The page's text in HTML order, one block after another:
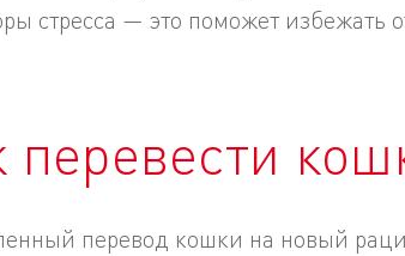
стресса — это поможет избежать
перевести
перевод кошки на новый